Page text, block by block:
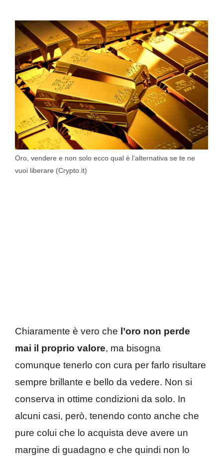
Oro, vendere e non solo ecco qual è l’alternativa se te ne
vuoi liberare (Crypto.it)
Chiaramente è vero che l’oro non perde
mai il proprio valore, ma bisogna
comunque tenerlo con cura per farlo risultare
sempre brillante e bello da vedere. Non si
conserva in ottime condizioni da solo. In
alcuni casi, però, tenendo conto anche che
pure colui che lo acquista deve avere un
margine di guadagno e che quindi non lo